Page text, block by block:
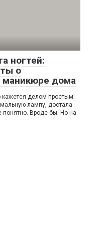
ногтей:
о
маникюре дома
делом простым:
лампу, достала
понятно. Вроде бы. Но на